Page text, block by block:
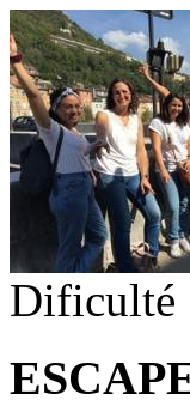
Dificulté